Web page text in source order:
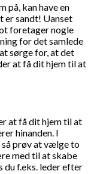
på, kan have en
er sandt! Uanset
foretager nogle
for det samlede
sørge for, at det
at få dit hjem til at
at få dit hjem til at
hinanden. I
prøv at vælge to
med til at skabe
f.eks. leder efter